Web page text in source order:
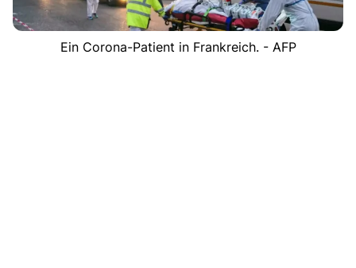
Ein Corona-Patient in Frankreich. - AFP